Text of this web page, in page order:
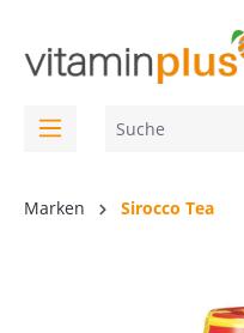
Marken Sirocco Tea